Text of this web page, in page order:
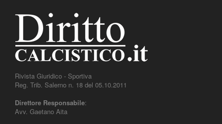
Rivista Giuridico - Sportiva
Reg. Trib. Salerno n. 18 del 05.10.2011
Direttore Responsabile:
Avv. Gaetano Aita